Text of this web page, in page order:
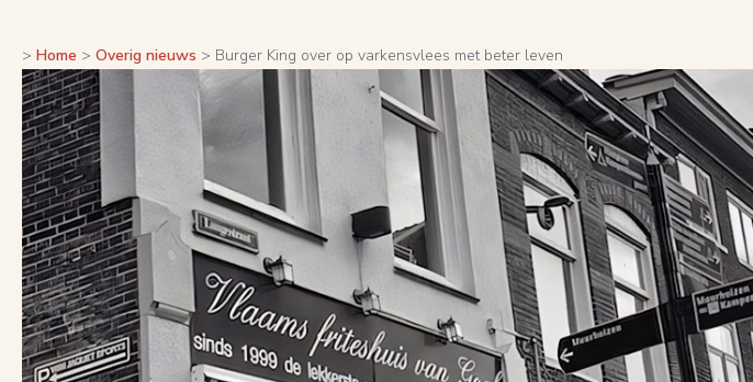
> Home > Overig nieuws > Burger King over op varkensvlees met beter leven